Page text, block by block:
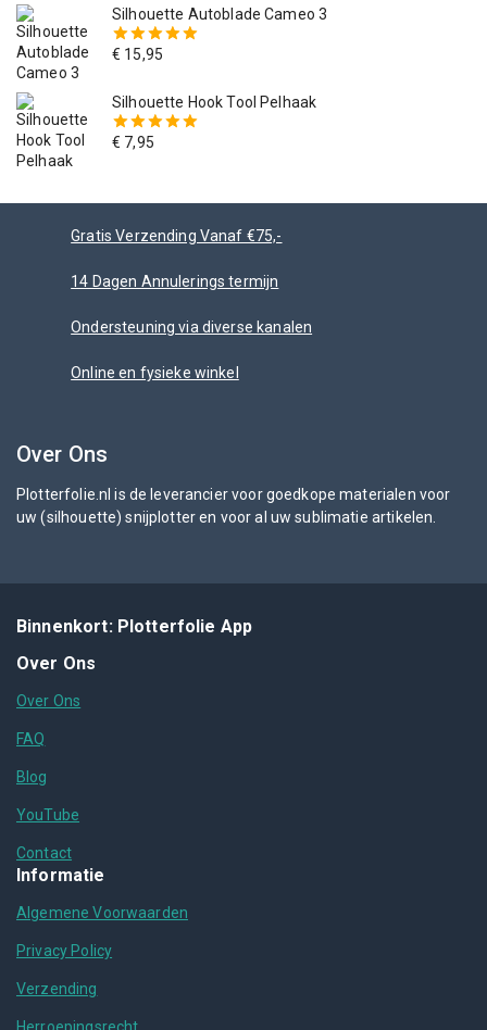
Silhouette Autoblade Cameo 3
5.00van
€ 15,95
Silhouette Hook Tool Pelhaak
5.00van
€ 7,95
Gratis Verzending Vanaf €75,-
14 Dagen Annulerings termijn
Ondersteuning via diverse kanalen
Online en fysieke winkel
Over Ons
Plotterfolie.nl is de leverancier voor goedkope materialen voor
uw (silhouette) snijplotter en voor al uw sublimatie artikelen.
Binnenkort: Plotterfolie App
Over Ons
Over Ons
FAQ
Blog
YouTube
Contact
Informatie
Algemene Voorwaarden
Privacy Policy
Verzending